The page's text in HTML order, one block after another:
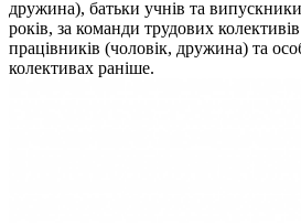
дружина), батьки учнів та
років, за команди трудових
працівників (чоловік, дружина) та
колективах раніше.